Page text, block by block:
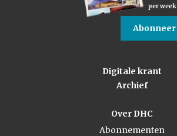
per week
Abonneer
Digitale krant
Archief
Over DHC
Abonnementen